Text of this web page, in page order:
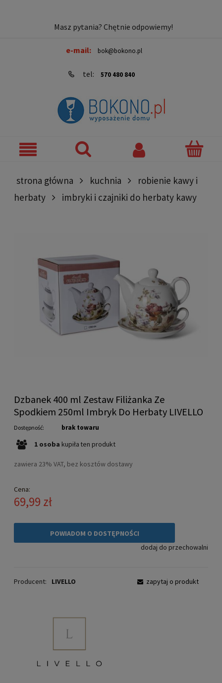
Masz pytania? Chętnie odpowiemy!
e-mail: bok@bokono.pl
tel: 570 480 840
strona główna kuchnia
robienie kawy i
herbaty
imbryki i czajniki do herbaty kawy
Dzbanek 400 ml Zestaw Filiżanka Ze
Spodkiem 250ml Imbryk Do Herbaty LIVELLO
Dostępność: brak towaru
1 osoba kupiła ten produkt
zawiera 23% VAT, bez kosztów dostawy
Cena:
69,99 zł
POWIADOM O DOSTĘPNOŚCI
dodaj do przechowalni
Producent: LIVELLO zapytaj o produkt